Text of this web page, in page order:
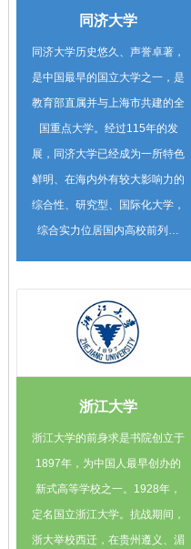
同济大学
同济大学历史悠久、声誉卓著，
是中国最早的国立大学之一，是
教育部直属并与上海市共建的全
国重点大学。经过115年的发
展，同济大学已经成为一所特色
鲜明、在海内外有较大影响力的
综合性、研究型、国际化大学，
综合实力位居国内高校前列。
各界支持下创办的同济德文医学
堂。1912年与创办不久的同济
德文工学堂合称同济德文医工学
改称为同济医工学校和私立同济
医工专门学校。1923年定名为
同济大学，1927年成为国立大
学。1937年抗日战争全面爆发
后，同济大学经过六次搬迁，先
后辗转沪、浙、赣、桂、滇等
浙江大学
浙江大学的前身求是书院创立于
1897年，为中国人最早创办的
新式高等学校之一。1928年，
定名国立浙江大学。抗战期间，
浙大举校西迁，在贵州遵义、湄